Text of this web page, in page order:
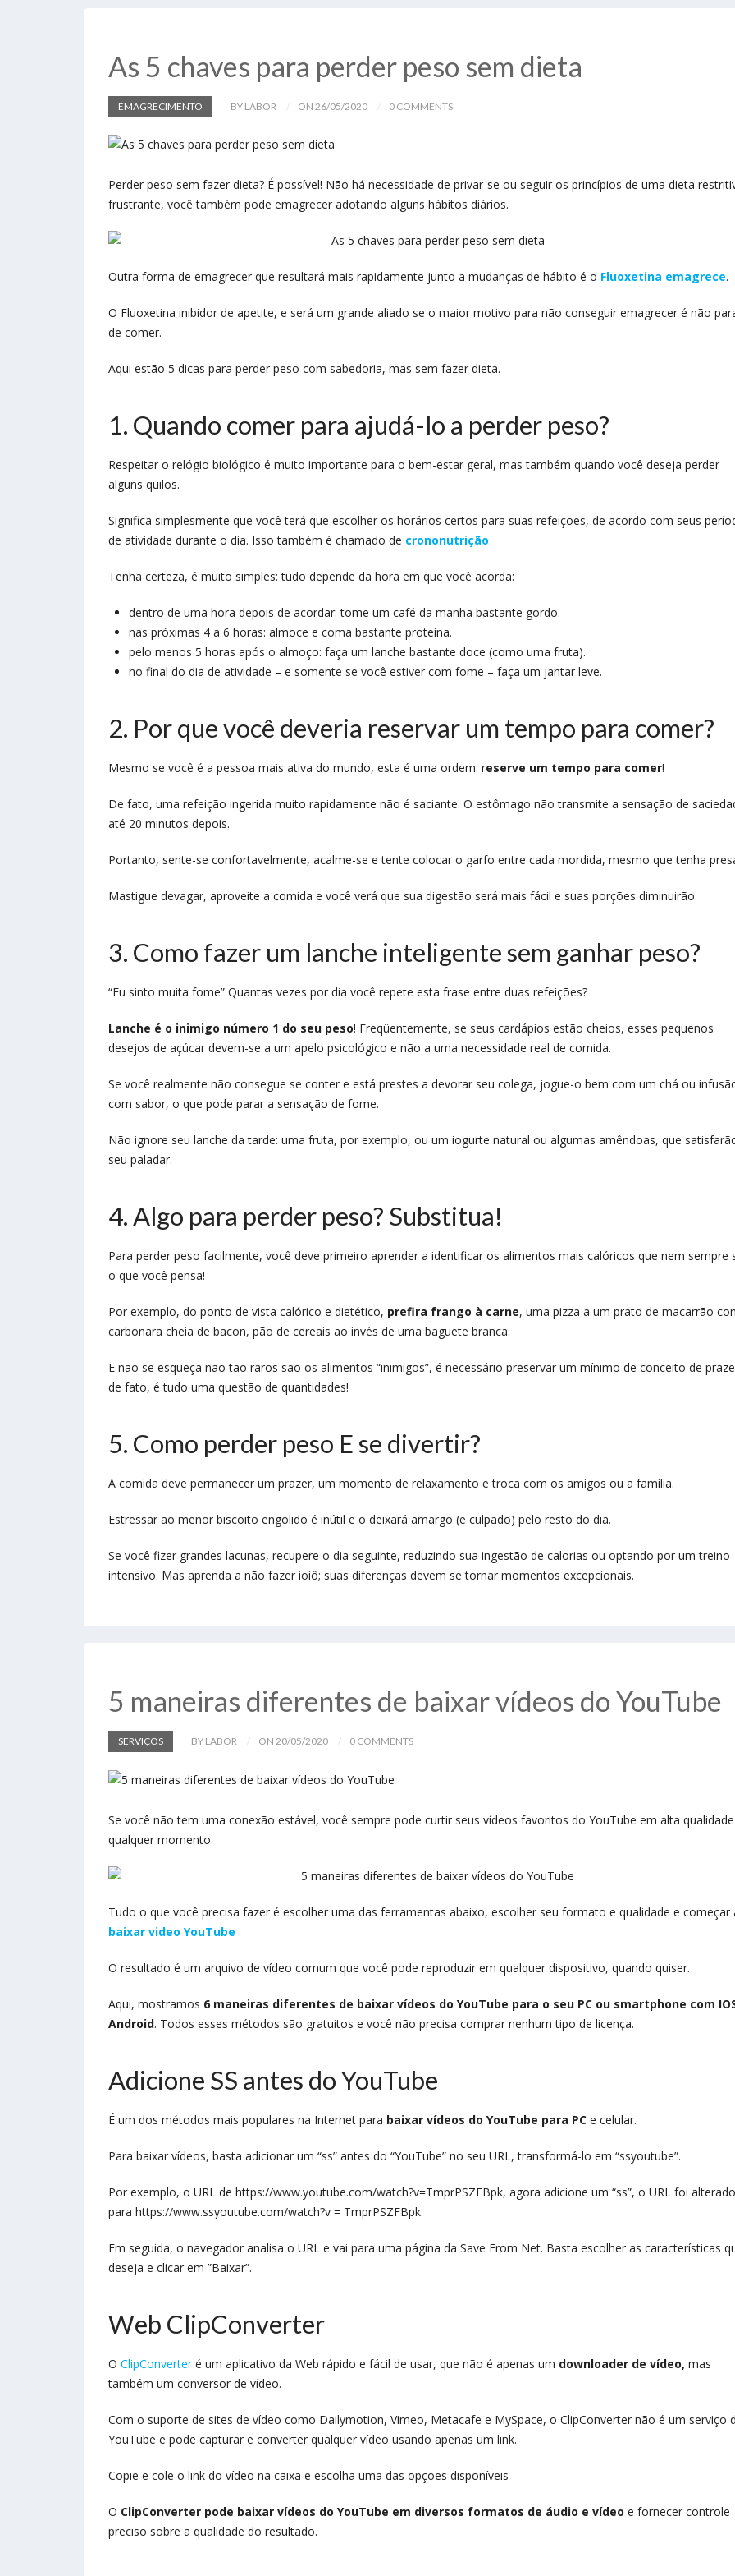
As 5 chaves para perder peso sem dieta
EMAGRECIMENTO BY LABOR ON 26/05/2020 0 COMMENTS
Perder peso sem fazer dieta? É possível! Não há necessidade de privar-se ou seguir os princípios de uma dieta
frustrante, você também pode emagrecer adotando alguns hábitos diários.
Outra forma de emagrecer que resultará mais rapidamente junto a mudanças de hábito é o Fluoxetina emagrece.
O Fluoxetina inibidor de apetite, e será um grande aliado se o maior motivo para não conseguir emagrecer é não
de comer.
Aqui estão 5 dicas para perder peso com sabedoria, mas sem fazer dieta.
1. Quando comer para ajudá-lo a perder peso?
Respeitar o relógio biológico é muito importante para o bem-estar geral, mas também quando você deseja perder
alguns quilos.
Significa simplesmente que você terá que escolher os horários certos para suas refeições, de acordo com seus
de atividade durante o dia. Isso também é chamado de crononutrição
Tenha certeza, é muito simples: tudo depende da hora em que você acorda:
dentro de uma hora depois de acordar: tome um café da manhã bastante gordo.
nas próximas 4 a 6 horas: almoce e coma bastante proteína.
pelo menos 5 horas após o almoço: faça um lanche bastante doce (como uma fruta).
no final do dia de atividade – e somente se você estiver com fome – faça um jantar leve.
2. Por que você deveria reservar um tempo para comer?
Mesmo se você é a pessoa mais ativa do mundo, esta é uma ordem: reserve um tempo para comer!
De fato, uma refeição ingerida muito rapidamente não é saciante. O estômago não transmite a sensação de
até 20 minutos depois.
Portanto, sente-se confortavelmente, acalme-se e tente colocar o garfo entre cada mordida, mesmo que tenha
Mastigue devagar, aproveite a comida e você verá que sua digestão será mais fácil e suas porções diminuirão.
3. Como fazer um lanche inteligente sem ganhar peso?
“Eu sinto muita fome” Quantas vezes por dia você repete esta frase entre duas refeições?
Lanche é o inimigo número 1 do seu peso! Freqüentemente, se seus cardápios estão cheios, esses pequenos
desejos de açúcar devem-se a um apelo psicológico e não a uma necessidade real de comida.
Se você realmente não consegue se conter e está prestes a devorar seu colega, jogue-o bem com um chá ou
com sabor, o que pode parar a sensação de fome.
Não ignore seu lanche da tarde: uma fruta, por exemplo, ou um iogurte natural ou algumas amêndoas, que
seu paladar.
4. Algo para perder peso? Substitua!
Para perder peso facilmente, você deve primeiro aprender a identificar os alimentos mais calóricos que nem sempre
o que você pensa!
Por exemplo, do ponto de vista calórico e dietético, prefira frango à carne, uma pizza a um prato de macarrão
carbonara cheia de bacon, pão de cereais ao invés de uma baguete branca.
E não se esqueça não tão raros são os alimentos “inimigos”, é necessário preservar um mínimo de conceito de
de fato, é tudo uma questão de quantidades!
5. Como perder peso E se divertir?
A comida deve permanecer um prazer, um momento de relaxamento e troca com os amigos ou a família.
Estressar ao menor biscoito engolido é inútil e o deixará amargo (e culpado) pelo resto do dia.
Se você fizer grandes lacunas, recupere o dia seguinte, reduzindo sua ingestão de calorias ou optando por um treino
intensivo. Mas aprenda a não fazer ioiô; suas diferenças devem se tornar momentos excepcionais.
5 maneiras diferentes de baixar vídeos do YouTube
SERVIÇOS BY LABOR ON 20/05/2020 0 COMMENTS
Se você não tem uma conexão estável, você sempre pode curtir seus vídeos favoritos do YouTube em alta
qualquer momento.
Tudo o que você precisa fazer é escolher uma das ferramentas abaixo, escolher seu formato e qualidade e começar
baixar video YouTube
O resultado é um arquivo de vídeo comum que você pode reproduzir em qualquer dispositivo, quando quiser.
Aqui, mostramos 6 maneiras diferentes de baixar vídeos do YouTube para o seu PC ou smartphone com
Android. Todos esses métodos são gratuitos e você não precisa comprar nenhum tipo de licença.
Adicione SS antes do YouTube
É um dos métodos mais populares na Internet para baixar vídeos do YouTube para PC e celular.
Para baixar vídeos, basta adicionar um “ss” antes do “YouTube” no seu URL, transformá-lo em “ssyoutube”.
Por exemplo, o URL de https://www.youtube.com/watch?v=TmprPSZFBpk, agora adicione um “ss”, o URL foi alterado
para https://www.ssyoutube.com/watch?v = TmprPSZFBpk.
Em seguida, o navegador analisa o URL e vai para uma página da Save From Net. Basta escolher as características
deseja e clicar em ”Baixar”.
Web ClipConverter
O ClipConverteré um aplicativo da Web rápido e fácil de usar, que não é apenas um downloader de vídeo, mas
também um conversor de vídeo.
Com o suporte de sites de vídeo como Dailymotion, Vimeo, Metacafe e MySpace, o ClipConverter não é um serviço
YouTube e pode capturar e converter qualquer vídeo usando apenas um link.
Copie e cole o link do vídeo na caixa e escolha uma das opções disponíveis
O ClipConverter pode baixar vídeos do YouTube em diversos formatos de áudio e vídeo e fornecer controle
preciso sobre a qualidade do resultado.